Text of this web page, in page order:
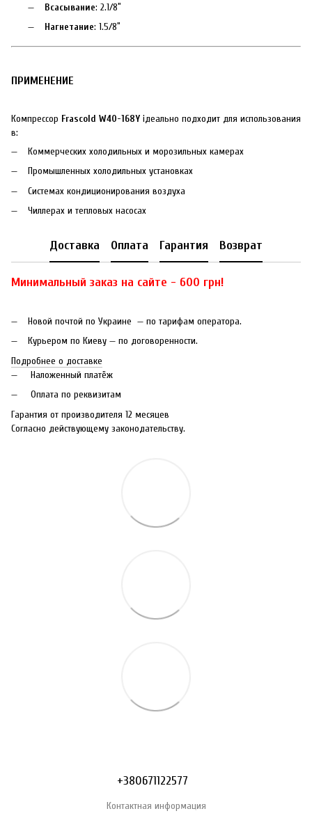
Всасывание: 2.1/8″
Нагнетание: 1.5/8″
ПРИМЕНЕНИЕ
Компрессор Frascold W40-168Y ідеально подходит для использования
в:
Коммерческих холодильных и морозильных камерах
Промышленных холодильных установках
Системах кондиционирования воздуха
Чиллерах и тепловых насосах
Доставка Оплата Гарантия Возврат
Минимальный заказ на сайте - 600 грн!
Новой почтой по Украине — по тарифам оператора.
Курьером по Киеву — по договоренности.
Подробнее о доставке
Наложенный платёж
Оплата по реквизитам
Гарантия от производителя 12 месяцев
Согласно действующему законодательству.
+380671122577
Контактная информация